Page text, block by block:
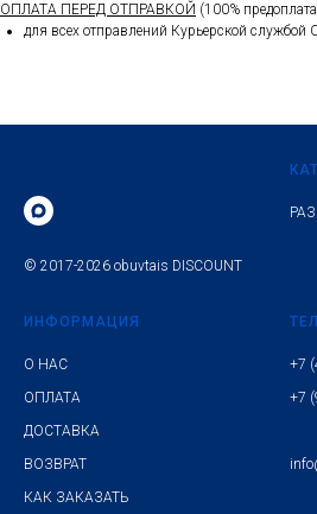
ОПЛАТА ПЕРЕД ОТПРАВКОЙ (100%
для всех отправлений Курьерской
© 2017-2026 obuvtais DISCOUNT
ИНФОРМАЦИЯ
О НАС
ОПЛАТА
ДОСТАВКА
ВОЗВРАТ
КАК ЗАКАЗАТЬ
+7
+7